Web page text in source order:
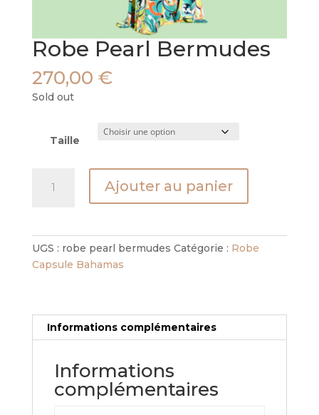
Robe Pearl Bermudes
270,00 €
Sold out
Taille
Bermudes
Ajouter au panier
UGS : robe pearl bermudes Catégorie : Robe
Capsule Bahamas
Informations complémentaires
Informations
complémentaires